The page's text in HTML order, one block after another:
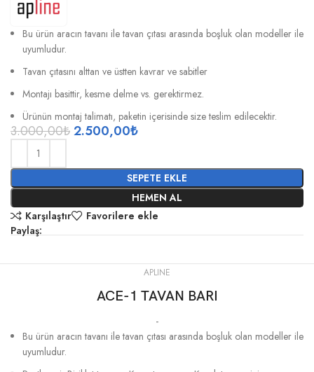
Bu ürün aracın tavanı ile tavan çıtası arasında boşluk olan modeller ile
uyumludur.
Tavan çıtasını alttan ve üstten kavrar ve sabitler
Montajı basittir, kesme delme vs. gerektirmez.
Ürünün montaj talimatı, paketin içerisinde size teslim edilecektir.
3.000,00₺2.500,00₺
SEPETE EKLE
HEMEN AL
Karşılaştır
Favorilere ekle
Paylaş:
APLINE
ACE-1 TAVAN BARI
-
Bu ürün aracın tavanı ile tavan çıtası arasında boşluk olan modeller ile
uyumludur.